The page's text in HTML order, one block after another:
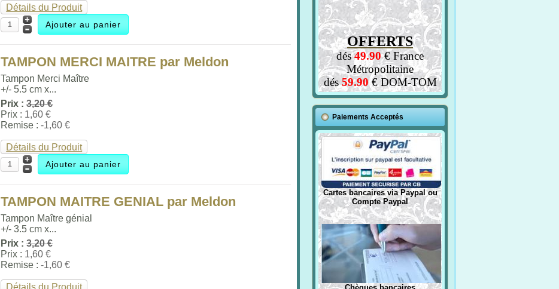
Détails du Produit
TAMPON MERCI MAITRE par Meldon
Tampon Merci Maître
+/- 5.5 cm x...
Prix :3,20 €
Prix : 1,60 €
Remise :-1,60 €
Détails du Produit
TAMPON MAITRE GENIAL par Meldon
Tampon Maître génial
+/- 3.5 cm x...
Prix :3,20 €
Prix : 1,60 €
Remise :-1,60 €
Détails du Produit
OFFERTS
dés49.90€ France
Métropolitaine
dés59.90€ DOM-TOM
Paiements Acceptés
Cartes bancaires via Paypal ou
Compte Paypal
Chèques bancaires